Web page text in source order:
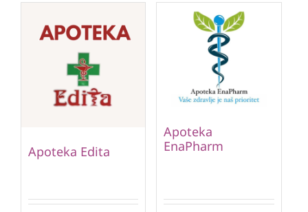
Apoteka Edita
Apoteka
EnaPharm